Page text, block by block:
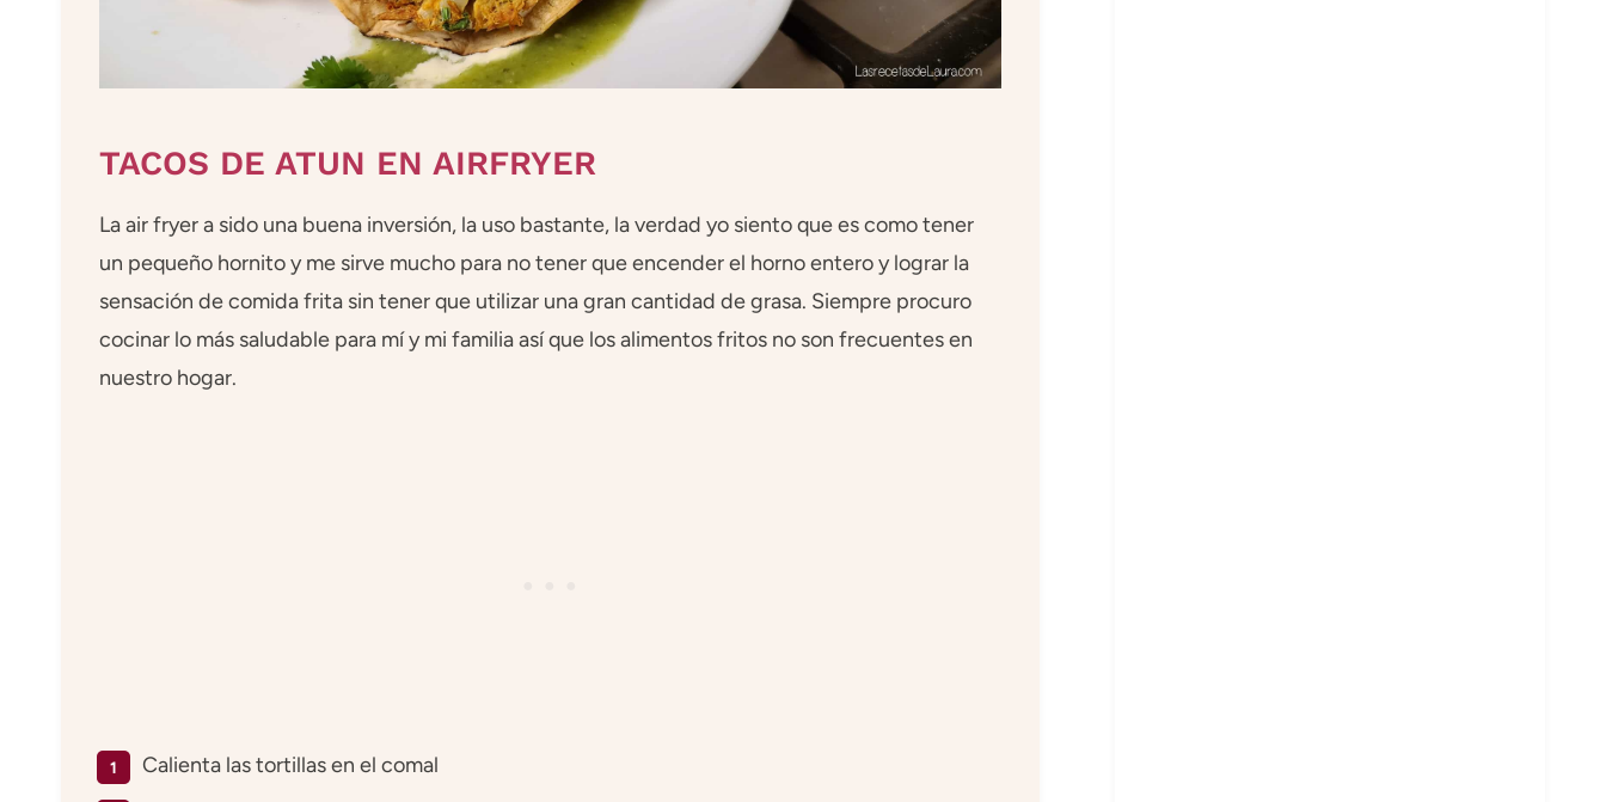
TACOS DE ATUN EN AIRFRYER
La air fryer a sido una buena inversión, la uso bastante, la verdad yo siento que es como tener
un pequeño hornito y me sirve mucho para no tener que encender el horno entero y lograr la
sensación de comida frita sin tener que utilizar una gran cantidad de grasa. Siempre procuro
cocinar lo más saludable para mí y mi familia así que los alimentos fritos no son frecuentes en
nuestro hogar.
Calienta las tortillas en el comal